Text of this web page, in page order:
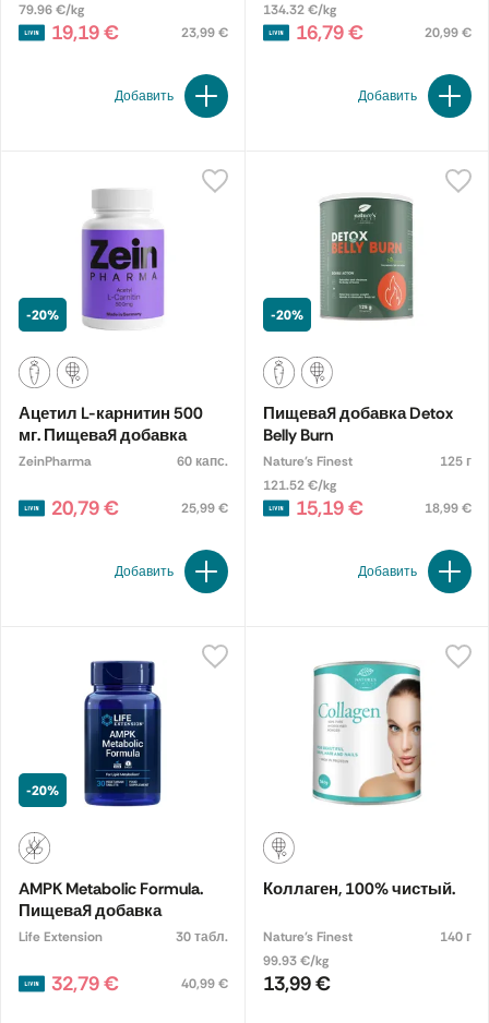
79.96 €/kg
19,19 € 23,99 €
Добавить
134.32 €/kg
16,79 € 20,99 €
Добавить
-20%
Ацетил L-карнитин 500
мг. Пищевая добавка
ZeinPharma 60 капс.
20,79 € 25,99 €
Добавить
-20%
Пищевая добавка Detox
Belly Burn
Nature's Finest
125 г
121.52 €/kg
15,19 € 18,99 €
Добавить
-20%
AMPK Metabolic Formula.
Пищевая добавка
Life Extension 30 табл.
32,79 € 40,99 €
Коллаген, 100% чистый.
Nature's Finest
140 г
99.93 €/kg
13,99 €